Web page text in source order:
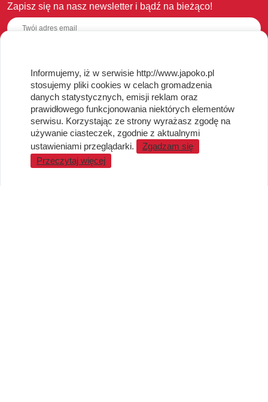
Zapisz się na nasz newsletter i bądź na bieżąco!
OBSŁUGA KLIENTA
Regulamin i Polityka Cookies
Dostawa, Reklamacje i Zwroty
Metody płatności
Standardy jakości i bezpieczeństwa
WARTO WIEDZIEĆ
Informujemy, iż w serwisie http://www.japoko.pl
stosujemy pliki cookies w celach gromadzenia
danych statystycznych, emisji reklam oraz
prawidłowego funkcjonowania niektórych elementów
serwisu. Korzystając ze strony wyrażasz zgodę na
używanie ciasteczek, zgodnie z aktualnymi
ustawieniami przeglądarki.
Zgadzam się
Przeczytaj więcej